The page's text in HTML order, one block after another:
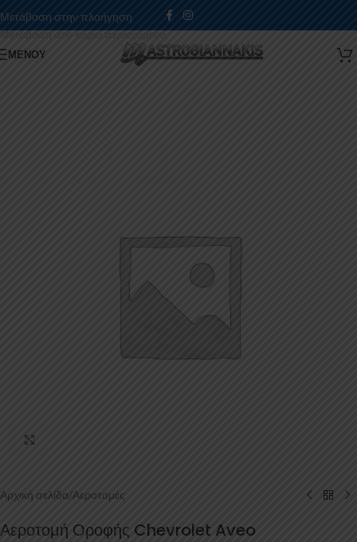
Μετάβαση στην πλοήγηση
Μετάβαση στο κύριο περιεχόμενο
ΜΕΝΟΎ
Αρχική σελίδα/Αεροτομές
Αεροτομή Οροφής Chevrolet Aveo